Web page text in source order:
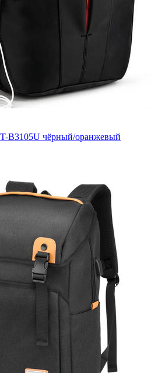
B3105U чёрный/оранжевый